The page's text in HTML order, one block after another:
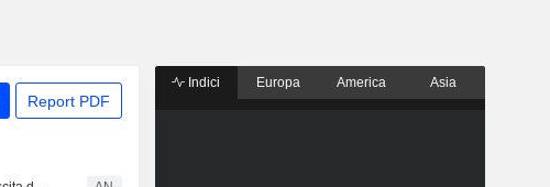
Report PDF
Indici Europa America Asia